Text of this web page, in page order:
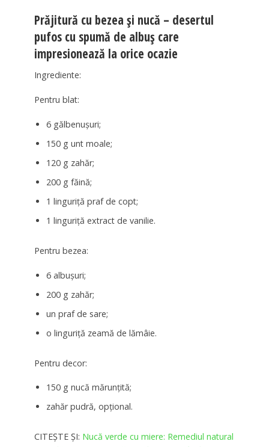
Prăjitură cu bezea și nucă – desertul
pufos cu spumă de albuș care
impresionează la orice ocazie
Ingrediente:
Pentru blat:
6 gălbenușuri;
150 g unt moale;
120 g zahăr;
200 g făină;
1 linguriță praf de copt;
1 linguriță extract de vanilie.
Pentru bezea:
6 albușuri;
200 g zahăr;
un praf de sare;
o linguriță zeamă de lămâie.
Pentru decor:
150 g nucă mărunțită;
zahăr pudră, opțional.
CITEȘTE ȘI: Nucă verde cu miere: Remediul natural